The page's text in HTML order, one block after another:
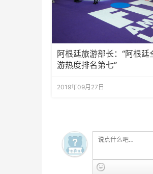
阿根廷旅游部长：“阿根廷
游热度排名第七”
2019年09月27日